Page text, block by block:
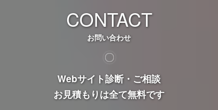
CONTACT
お問い合わせ
Webサイト診断・ご相談
お見積もりは全て無料です